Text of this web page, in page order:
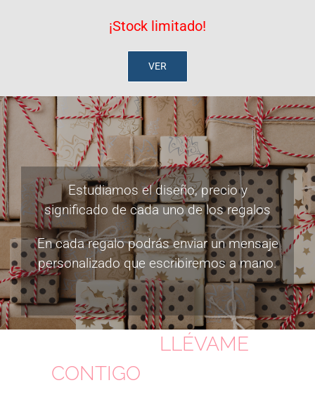
¡Stock limitado!
VER
Estudiamos el diseño, precio y
significado de cada uno de los regalos
En cada regalo podrás enviar un mensaje
personalizado que escribiremos a mano.
LLÉVAME
CONTIGO